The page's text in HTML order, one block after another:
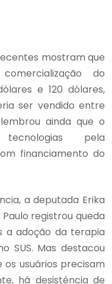
mostram que
do
e 120 dólares,
ser vendido entre
ainda que o
tecnologias pela
financiamento do
a deputada Erika
registrou queda
a adoção da terapia
SUS. Mas destacou
os usuários precisam
há desistência de